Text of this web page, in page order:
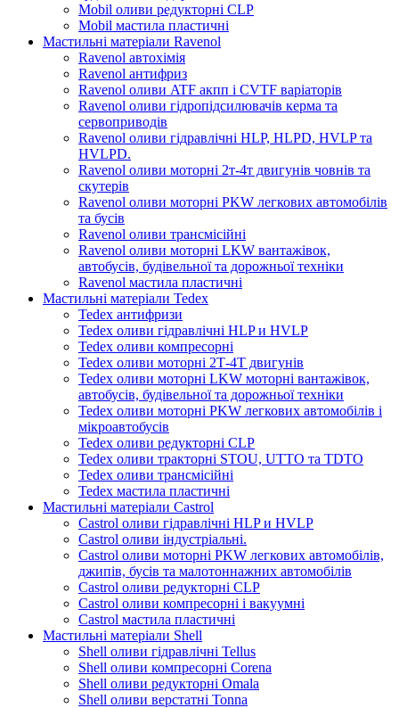
Mobil оливи редукторні CLP
Mobil мастила пластичні
Мастильні матеріали Ravenol
Ravenol автохімія
Ravenol антифриз
Ravenol оливи ATF акпп і CVTF варіаторів
Ravenol оливи гідропідсилювачів керма та
сервоприводів
Ravenol оливи гідравлічні HLP, HLPD, HVLP та
HVLPD.
Ravenol оливи моторні 2т-4т двигунів човнів та
скутерів
Ravenol оливи моторні PKW легкових автомобілів
та бусів
Ravenol оливи трансмісійні
Ravenol оливи моторні LKW вантажівок,
автобусів, будівельної та дорожньої техніки
Ravenol мастила пластичні
Мастильні матеріали Tedex
Tedex антифризи
Tedex оливи гідравлічні HLP и HVLP
Tedex оливи компресорні
Tedex оливи моторні 2Т-4Т двигунів
Tedex оливи моторні LKW моторні вантажівок,
автобусів, будівельної та дорожньої техніки
Tedex оливи моторні PKW легкових автомобілів і
мікроавтобусів
Tedex оливи редукторні CLP
Tedex оливи тракторні STOU, UTTO та TDTO
Tedex оливи трансмісійні
Tedex мастила пластичні
Мастильні матеріали Castrol
Castrol оливи гідравлічні HLP и HVLP
Castrol оливи індустріальні.
Castrol оливи моторні PKW легкових автомобілів,
джипів, бусів та малотоннажних автомобілів
Castrol оливи редукторні CLP
Castrol оливи компресорні і вакуумні
Castrol мастила пластичні
Мастильні матеріали Shell
Shell оливи гідравлічні Tellus
Shell оливи компресорні Corena
Shell оливи редукторні Omala
Shell оливи верстатні Tonna